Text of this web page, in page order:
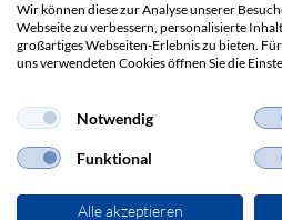
Impressum
Wir können diese zur Analyse unserer
Webseite zu verbessern, personalisierte
großartiges Webseiten-Erlebnis zu bieten.
uns verwendeten Cookies öffnen Sie die
Notwendig
Funktional
Alle akzeptieren